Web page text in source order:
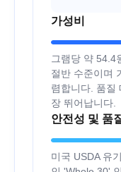
가성비
그램당 약 54.4
절반 수준이며
렴합니다. 품질
장 뛰어납니다.
안전성 및 품
미국 USDA 유